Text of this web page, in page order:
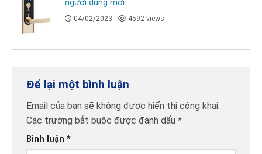
người dùng mới
04/02/2023 4592 views
Để lại một bình luận
Email của bạn sẽ không được hiển thị công khai.
Các trường bắt buộc được đánh dấu *
Bình luận *